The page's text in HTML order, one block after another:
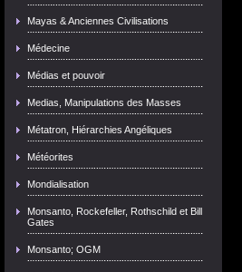
Mayas & Anciennes Civilisations
Médecine
Médias et pouvoir
Medias, Manipulations des Masses
Métatron, Hiérarchies Angéliques
Météorites
Mondialisation
Monsanto, Rockefeller, Rothschild et Bill
Gates
Monsanto; OGM